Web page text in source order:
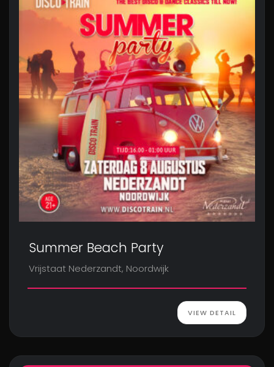
Summer Beach Party
Vrijstaat Nederzandt, Noordwijk
VIEW DETAIL